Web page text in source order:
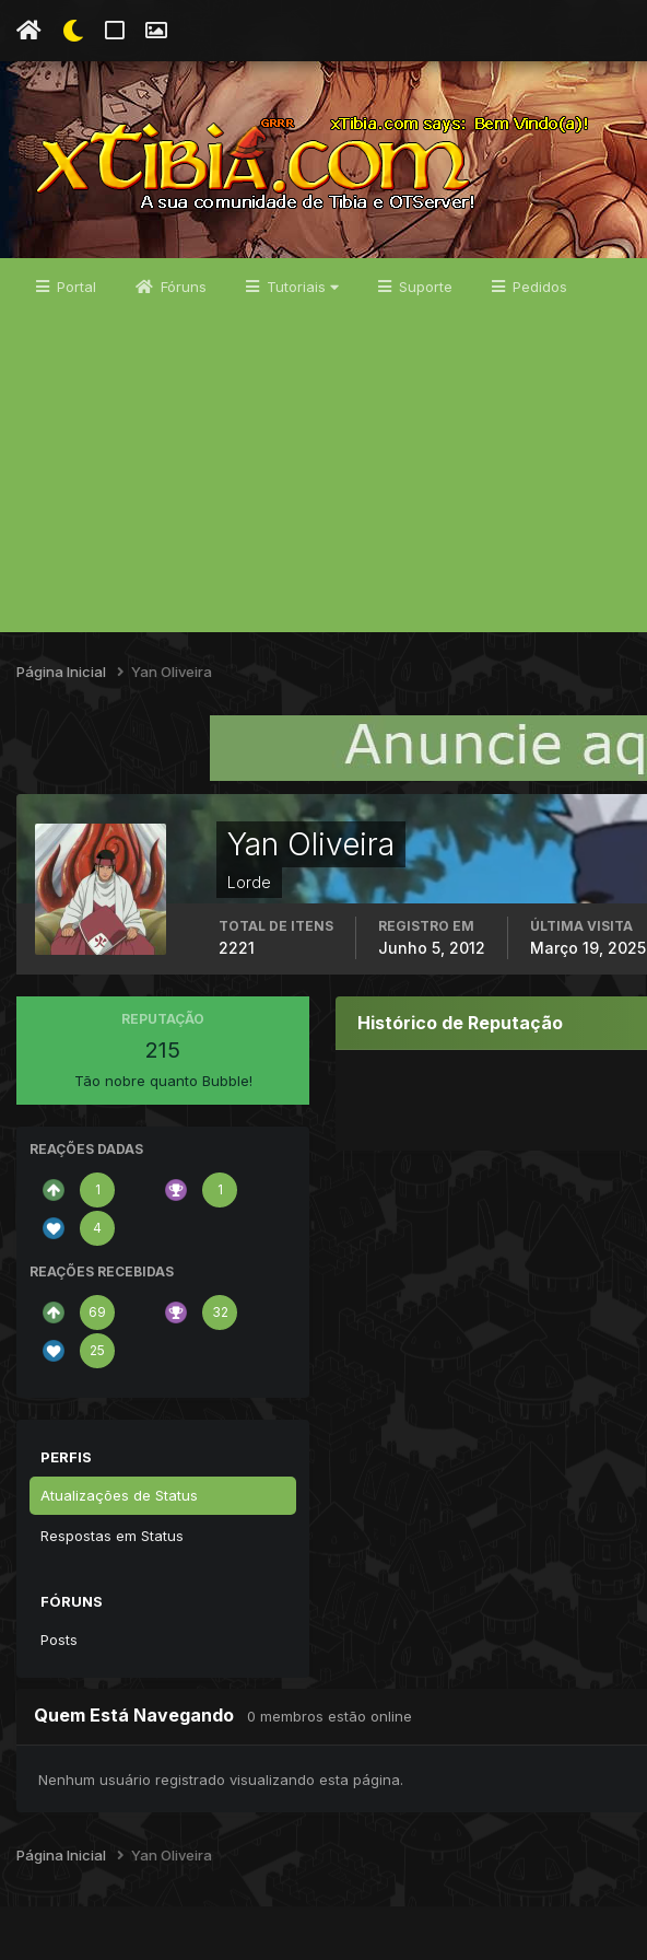
Portal Fóruns Tutoriais Suporte Pedidos
Página Inicial Yan Oliveira
Yan Oliveira
Lorde
TOTAL DE ITENS
2221
REGISTRO EM
Junho 5, 2012
ÚLTIMA VISITA
Março 19, 2025
REPUTAÇÃO
215
Tão nobre quanto Bubble!
REAÇÕES DADAS
1 1
4
REAÇÕES RECEBIDAS
69 32
25
PERFIS
Atualizações de Status
Respostas em Status
FÓRUNS
Posts
Histórico de Reputação
Quem Está Navegando 0 membros estão online
Nenhum usuário registrado visualizando esta página.
Página Inicial Yan Oliveira